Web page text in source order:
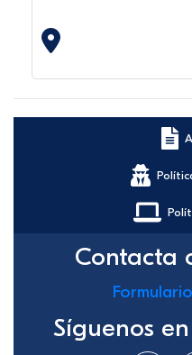
Contacta
Síguenos